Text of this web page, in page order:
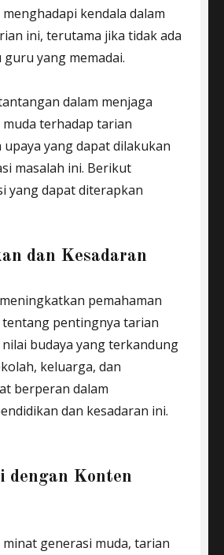
kendala dalam
ini, terutama jika tidak ada
yang memadai.
dalam menjaga
terhadap tarian
yang dapat dilakukan
masalah ini. Berikut
yang dapat diterapkan
dan Kesadaran
pemahaman
tentang pentingnya tarian
budaya yang terkandung
keluarga, dan
berperan dalam
dan kesadaran ini.
dengan Konten
generasi muda, tarian